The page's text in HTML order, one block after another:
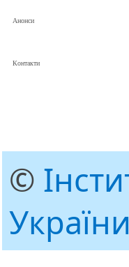
Анонси
Контакти
©
України